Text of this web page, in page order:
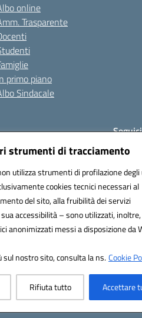
strumenti di tracciamento
utilizza strumenti di profilazione
cookies tecnici necessari al
del sito, alla fruibilità dei servizi
accessibilità – sono utilizzati, inoltre,
anonimizzati messi a disposizione da
sul nostro sito, consulta la ns.Cookie
Rifiuta tutto Accettare
online
Trasparente
primo piano
Sindacale